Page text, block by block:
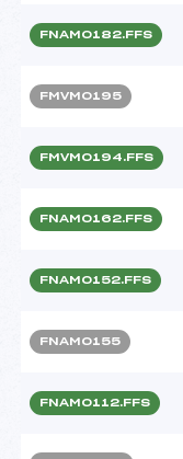
FNAM0182.FFS
FMVM0195
FMVM0194.FFS
FNAM0162.FFS
FNAM0152.FFS
FNAM0155
FNAM0112.FFS